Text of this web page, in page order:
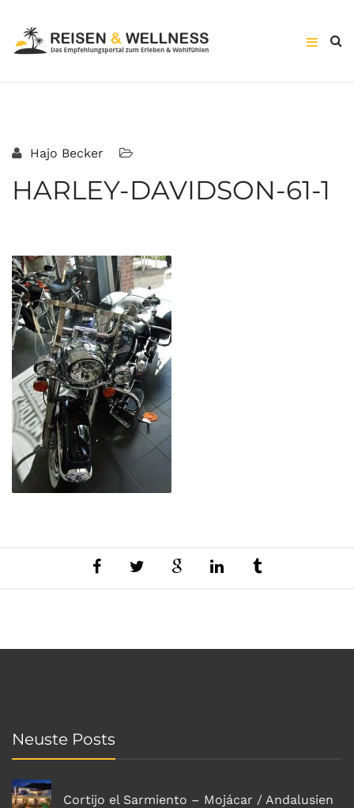
Hajo Becker
HARLEY-DAVIDSON-61-1
Neuste Posts
Cortijo el Sarmiento – Mojácar / Andalusien